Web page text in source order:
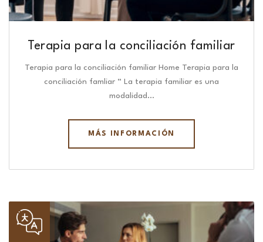
Terapia para la conciliación familiar
Terapia para la conciliación familiar Home Terapia para la
conciliación famliar “ La terapia familiar es una
modalidad…
MÁS INFORMACIÓN